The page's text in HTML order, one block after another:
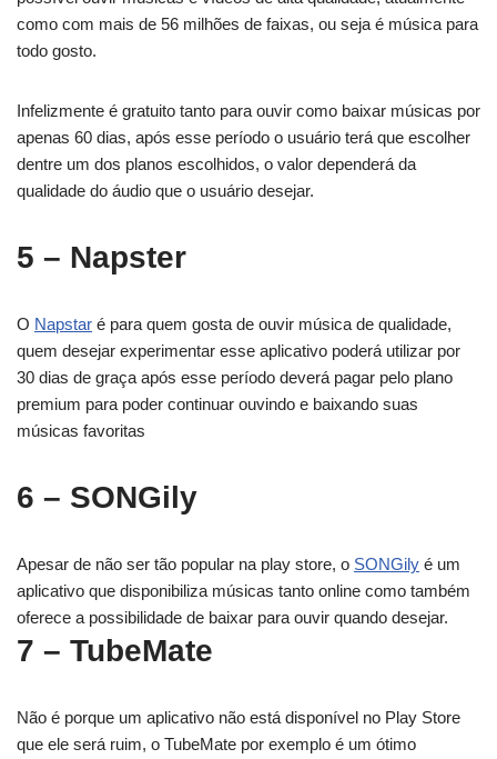
como com mais de 56 milhões de faixas, ou seja é música para
todo gosto.
Infelizmente é gratuito tanto para ouvir como baixar músicas por
apenas 60 dias, após esse período o usuário terá que escolher
dentre um dos planos escolhidos, o valor dependerá da
qualidade do áudio que o usuário desejar.
5 – Napster
O Napstar é para quem gosta de ouvir música de qualidade,
quem desejar experimentar esse aplicativo poderá utilizar por
30 dias de graça após esse período deverá pagar pelo plano
premium para poder continuar ouvindo e baixando suas
músicas favoritas
6 – SONGily
Apesar de não ser tão popular na play store, o SONGily é um
aplicativo que disponibiliza músicas tanto online como também
oferece a possibilidade de baixar para ouvir quando desejar.
7 – TubeMate
Não é porque um aplicativo não está disponível no Play Store
que ele será ruim, o TubeMate por exemplo é um ótimo